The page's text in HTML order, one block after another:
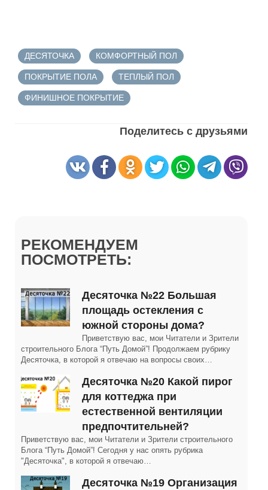
ДЕСЯТОЧКА КОМФОРТНЫЙ ПОЛ
ПОКРЫТИЕ ПОЛА ТЕПЛЫЙ ПОЛ
ФИНИШНОЕ ПОКРЫТИЕ
Поделитесь с друзьями
РЕКОМЕНДУЕМ
ПОСМОТРЕТЬ:
Десяточка №22 Большая
площадь остекления с
южной стороны дома?
Приветствую вас, мои Читатели и Зрители
строительного Блога “Путь Домой”! Продолжаем рубрику
Десяточка, в которой я отвечаю на вопросы своих…
Десяточка №20 Какой пирог
для коттеджа при
естественной вентиляции
предпочтительней?
Приветствую вас, мои Читатели и Зрители строительного
Блога “Путь Домой”! Сегодня у нас опять рубрика
"Десяточка", в которой я отвечаю…
Десяточка №19 Организация